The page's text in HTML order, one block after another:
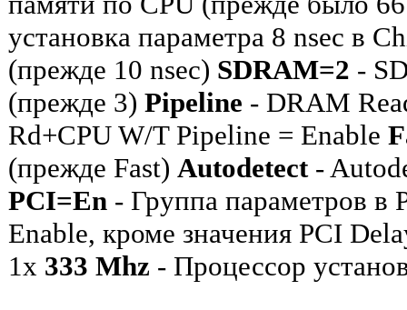
установка параметра 8 nsec в
(прежде 10 nsec) SDRAM=2 -
(прежде 3) Pipeline - DRAM
Rd+CPU W/T Pipeline = Enable
(прежде Fast) Autodetect-
PCI=En - Группа параметров в
Enable, кроме значения PCI
1х 333 Mhz - Процессор